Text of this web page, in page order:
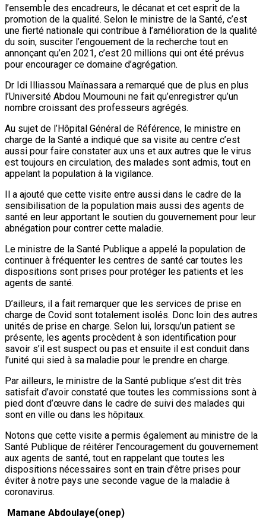
l’ensemble des encadreurs, le décanat et cet esprit de la
promotion de la qualité. Selon le ministre de la Santé, c’est
une fierté nationale qui contribue à l’amélioration de la qualité
du soin, susciter l’engouement de la recherche tout en
annonçant qu’en 2021, c’est 20 millions qui ont été prévus
pour encourager ce domaine d’agrégation.
Dr Idi Illiassou Maïnassara a remarqué que de plus en plus
l’Université Abdou Moumouni ne fait qu’enregistrer qu’un
nombre croissant des professeurs agrégés.
Au sujet de l’Hôpital Général de Référence, le ministre en
charge de la Santé a indiqué que sa visite au centre c’est
aussi pour faire constater aux uns et aux autres que le virus
est toujours en circulation, des malades sont admis, tout en
appelant la population à la vigilance.
Il a ajouté que cette visite entre aussi dans le cadre de la
sensibilisation de la population mais aussi des agents de
santé en leur apportant le soutien du gouvernement pour leur
abnégation pour contrer cette maladie.
Le ministre de la Santé Publique a appelé la population de
continuer à fréquenter les centres de santé car toutes les
dispositions sont prises pour protéger les patients et les
agents de santé.
D’ailleurs, il a fait remarquer que les services de prise en
charge de Covid sont totalement isolés. Donc loin des autres
unités de prise en charge. Selon lui, lorsqu’un patient se
présente, les agents procèdent à son identification pour
savoir s’il est suspect ou pas et ensuite il est conduit dans
l’unité qui sied à sa maladie pour le prendre en charge.
Par ailleurs, le ministre de la Santé publique s’est dit très
satisfait d’avoir constaté que toutes les commissions sont à
pied dont d’œuvre dans le cadre de suivi des malades qui
sont en ville ou dans les hôpitaux.
Notons que cette visite a permis également au ministre de la
Santé Publique de réitérer l’encouragement du gouvernement
aux agents de santé, tout en rappelant que toutes les
dispositions nécessaires sont en train d’être prises pour
éviter à notre pays une seconde vague de la maladie à
coronavirus.
Mamane Abdoulaye(onep)